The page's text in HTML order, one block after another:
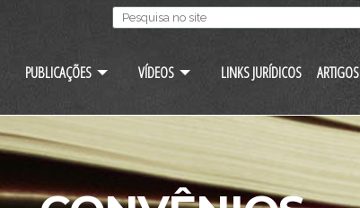
PUBLICAÇÕES VÍDEOS LINKS JURÍDICOS ARTIGOS